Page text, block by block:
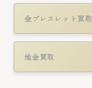
金ブレスレット買取
地金買取